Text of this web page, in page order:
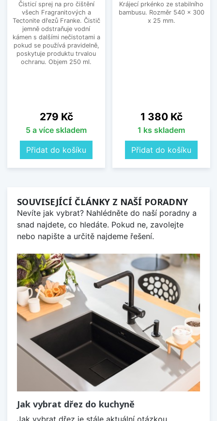
Čisticí sprej na pro čištění
všech Fragranitových a
Tectonite dřezů Franke. Čistič
jemně odstraňuje vodní
kámen s dalšími nečistotami a
pokud se používá pravidelně,
poskytuje produktu trvalou
ochranu. Objem 250 ml.
Cena
279 Kč
5 a více skladem
Přidat do košíku
Krájecí prkénko ze stabilního
bambusu. Rozměr 540 x 300
x 25 mm.
Cena
1 380 Kč
1 ks skladem
Přidat do košíku
SOUVISEJÍCÍ ČLÁNKY Z NAŠÍ PORADNY
Nevíte jak vybrat? Nahlédněte do naší poradny a
snad najdete, co hledáte. Pokud ne, zavolejte
nebo napište a určitě najdeme řešení.
Jak vybrat dřez do kuchyně
Jak vybrat dřez je stále aktuální otázkou,